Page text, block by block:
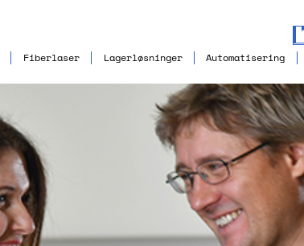
Fiberlaser Lagerløsninger Automatisering